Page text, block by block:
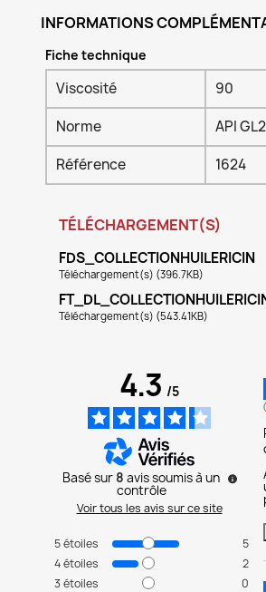
INFORMATIONS
Fiche technique
Viscosité
90
Norme
API GL2
Référence
1624
TÉLÉCHARGEMENT(S)
FDS_COLLECTIONHUILERICIN
Téléchargement(s) (396.7KB)
Téléchargement(s) (543.41KB)
4.3/5
Basé sur 8 avis soumis à un
contrôle
Voir tous les avis sur ce site
5étoiles
5
4étoiles
2
3 étoiles
0